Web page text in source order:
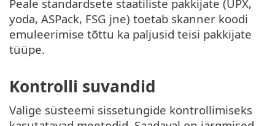
Peale standardsete staatiliste pakkijate (UPX,
yoda, ASPack, FSG jne) toetab skanner koodi
emuleerimise tõttu ka paljusid teisi pakkijate
tüüpe.
Kontrolli suvandid
Valige süsteemi sissetungide kontrollimiseks